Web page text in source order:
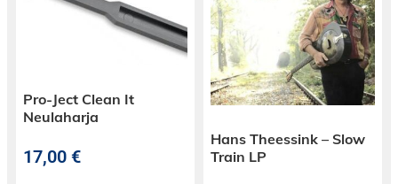
Pro-Ject Clean It
Neulaharja
17,00€
Hans Theessink – Slow
Train LP